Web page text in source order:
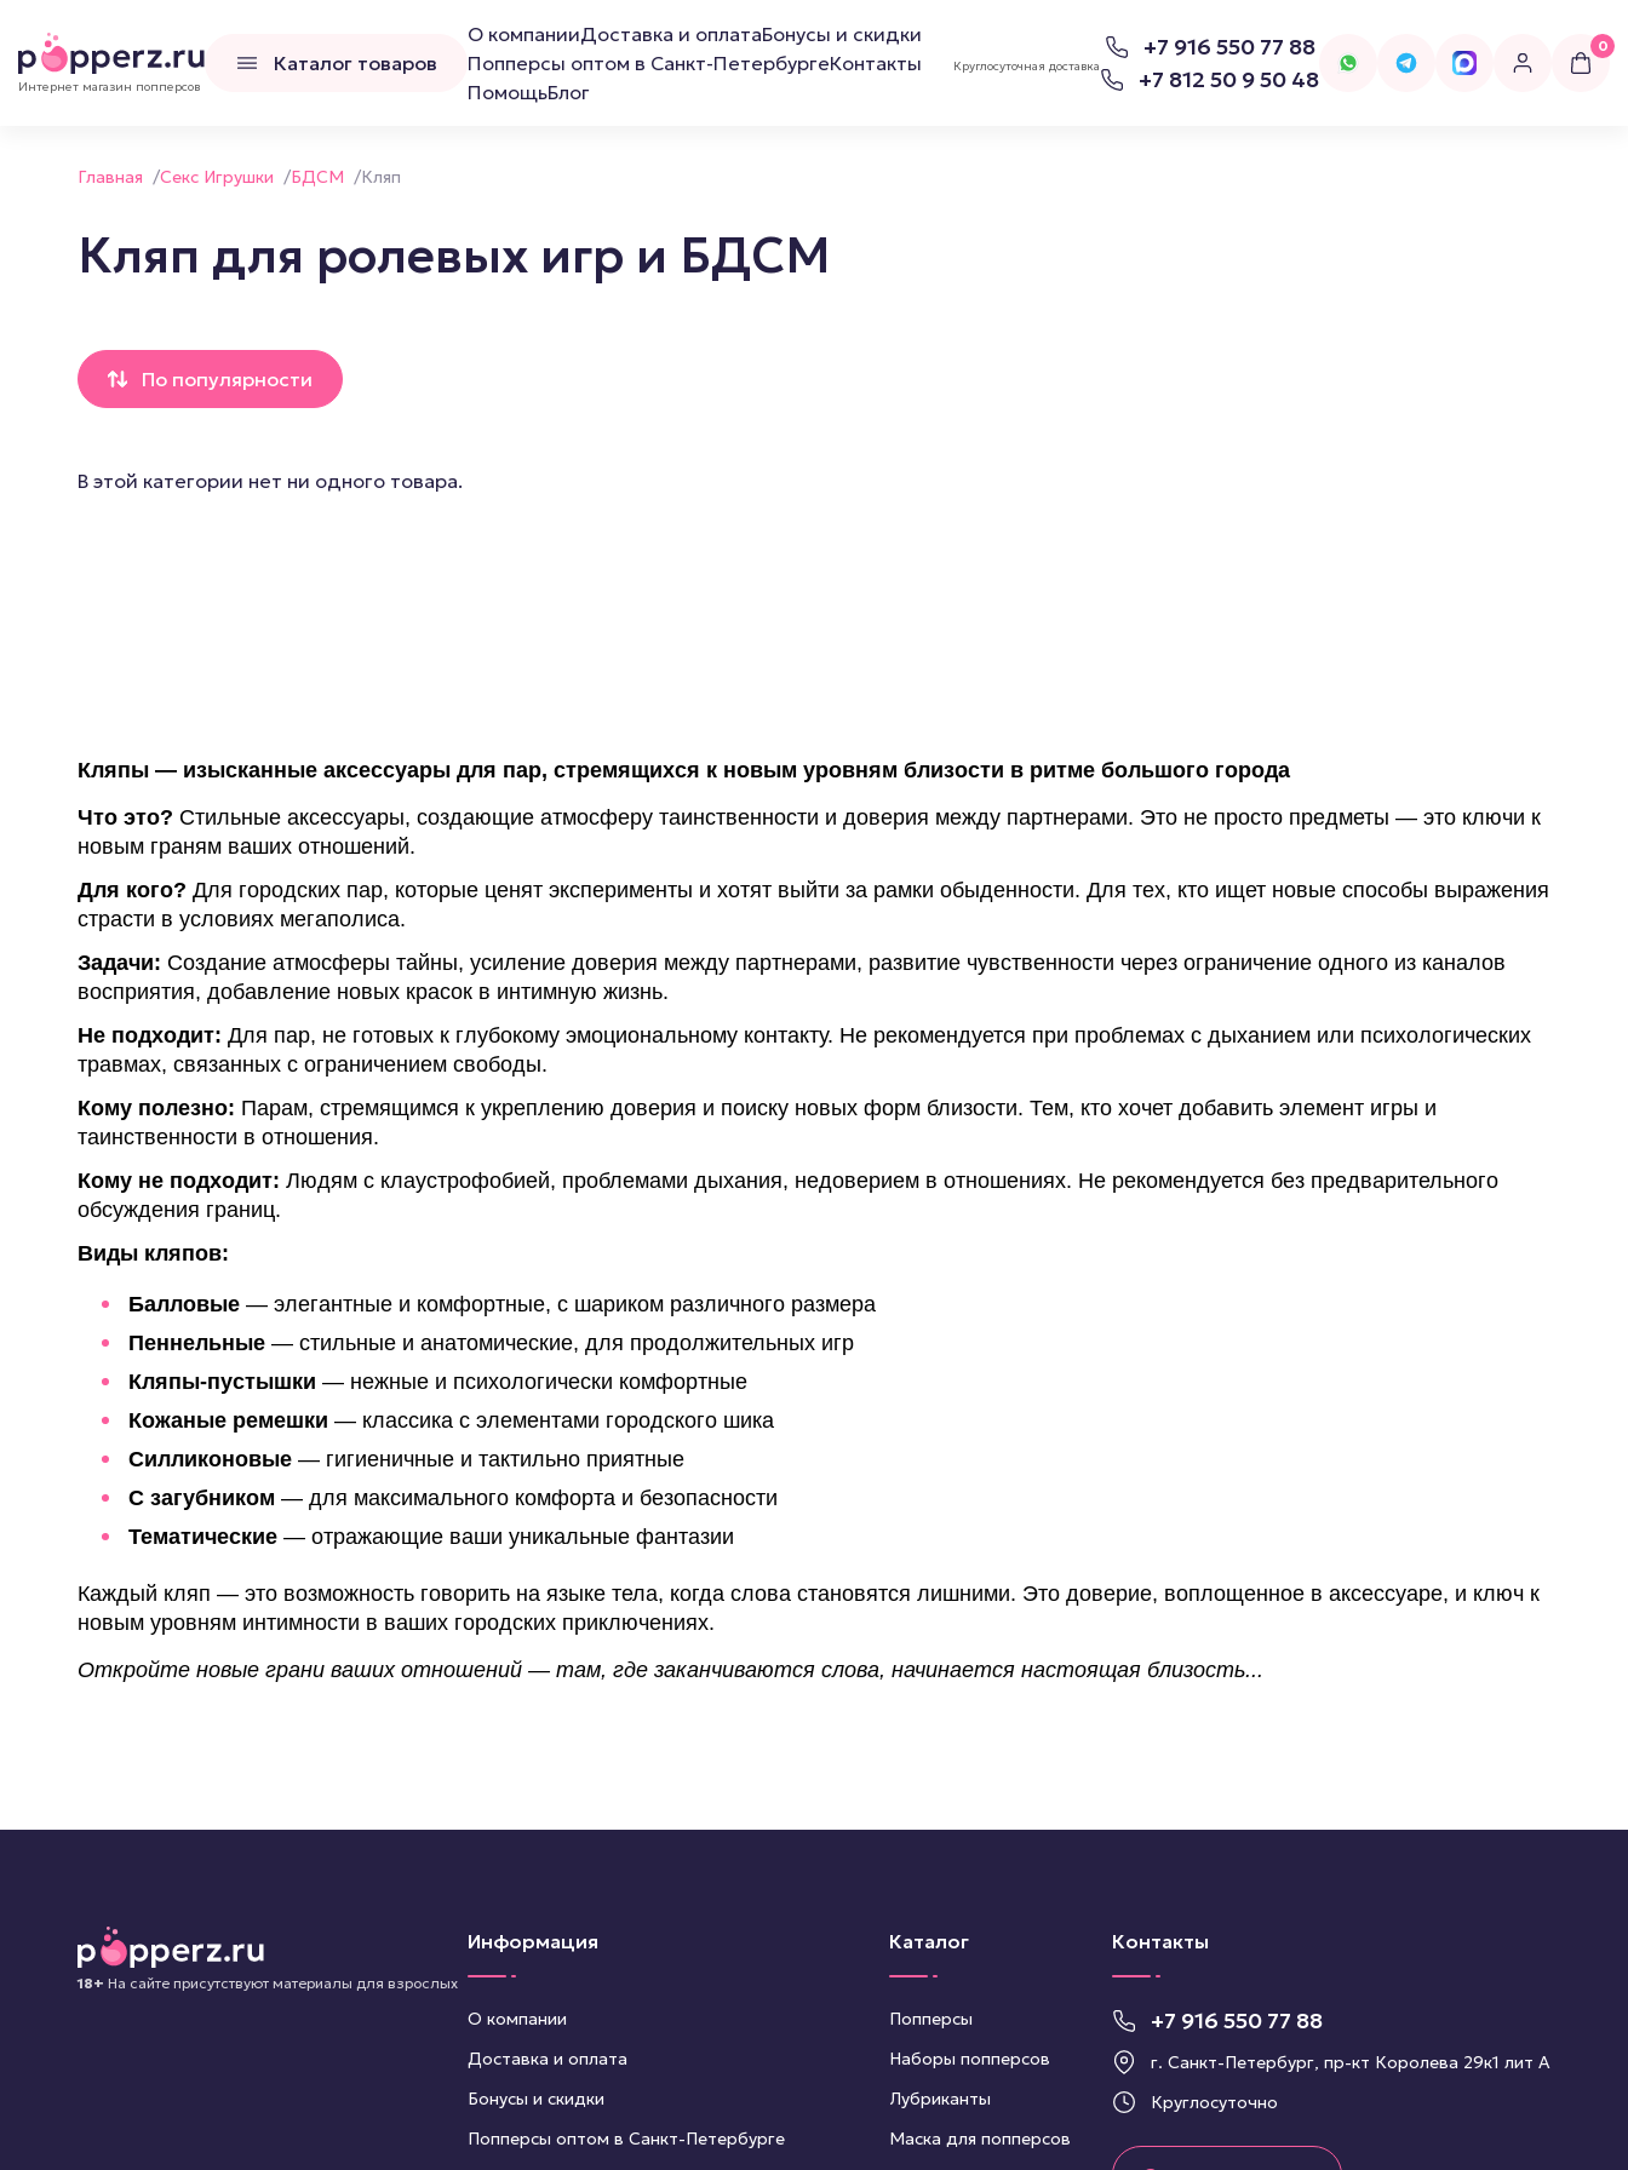
Интернет магазин попперсов
Каталог товаров
О компанииДоставка и оплатаБонусы и скидки
Попперсы оптом в Санкт-ПетербургеКонтакты
ПомощьБлог
Круглосуточная доставка
+7 916 550 77 88
+7 812 50 9 50 48
0
Канадские попперсы
Российские попперсы LCD
Попперсы для мужчин
Попперсы для женщин
Попперсы для фистинга
Смазка на масляной основе
Мастурбаторы
Главная /Секс Игрушки /БДСМ /Кляп
Кляп для ролевых игр и БДСМ
По популярности
В этой категории нет ни одного товара.
Кляпы — изысканные аксессуары для пар, стремящихся к новым уровням близости в ритме большого города
Что это? Стильные аксессуары, создающие атмосферу таинственности и доверия между партнерами. Это не просто предметы — это ключи к
новым граням ваших отношений.
Для кого? Для городских пар, которые ценят эксперименты и хотят выйти за рамки обыденности. Для тех, кто ищет новые способы выражения
страсти в условиях мегаполиса.
Задачи: Создание атмосферы тайны, усиление доверия между партнерами, развитие чувственности через ограничение одного из каналов
восприятия, добавление новых красок в интимную жизнь.
Не подходит: Для пар, не готовых к глубокому эмоциональному контакту. Не рекомендуется при проблемах с дыханием или психологических
травмах, связанных с ограничением свободы.
Кому полезно: Парам, стремящимся к укреплению доверия и поиску новых форм близости. Тем, кто хочет добавить элемент игры и
таинственности в отношения.
Кому не подходит: Людям с клаустрофобией, проблемами дыхания, недоверием в отношениях. Не рекомендуется без предварительного
обсуждения границ.
Виды кляпов:
Балловые — элегантные и комфортные, с шариком различного размера
Пеннельные — стильные и анатомические, для продолжительных игр
Кляпы-пустышки — нежные и психологически комфортные
Кожаные ремешки — классика с элементами городского шика
Силликоновые — гигиеничные и тактильно приятные
С загубником — для максимального комфорта и безопасности
Тематические — отражающие ваши уникальные фантазии
Каждый кляп — это возможность говорить на языке тела, когда слова становятся лишними. Это доверие, воплощенное в аксессуаре, и ключ к
новым уровням интимности в ваших городских приключениях.
Откройте новые грани ваших отношений — там, где заканчиваются слова, начинается настоящая близость...
18+ На сайте присутствуют материалы для взрослых
Информация
О компании
Доставка и оплата
Бонусы и скидки
Попперсы оптом в Санкт-Петербурге
Каталог
Попперсы
Наборы попперсов
Лубриканты
Маска для попперсов
Контакты
+7 916 550 77 88
г. Санкт-Петербург, пр-кт Королева 29к1 лит А
Круглосуточно